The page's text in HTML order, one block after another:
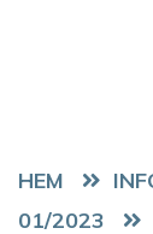
HEM
01/2023